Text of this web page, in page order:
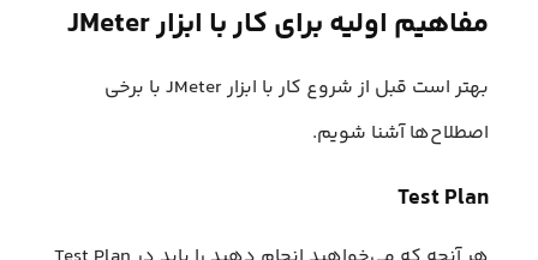
مفاهیم اولیه برای کار با ابزار JMeter
بهتر است قبل از شروع کار با ابزار JMeter با برخی
اصطلاح‌ها آشنا شویم.
Test Plan